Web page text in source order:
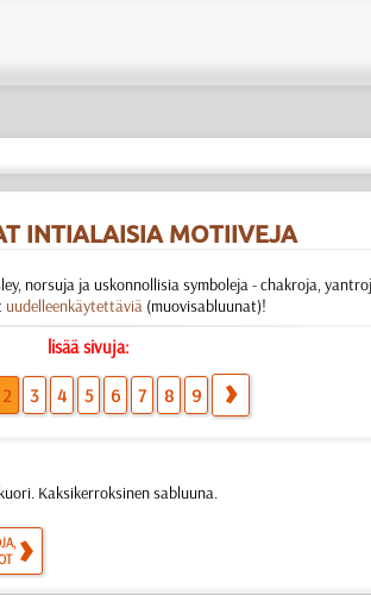
INTIALAISIA MOTIIVEJA
norsuja ja uskonnollisia symboleja - chakroja,
uudelleenkäytettäviä(muovisabluunat)!
lisää sivuja:
2 3 4 5 6 7 8 9
Kaksikerroksinen sabluuna.